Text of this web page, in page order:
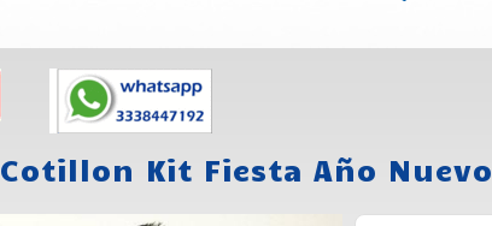
Cotillon Kit Fiesta Año Nuevo